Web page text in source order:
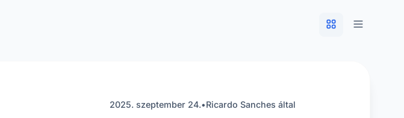
2025. szeptember 24.•Ricardo Sanches által